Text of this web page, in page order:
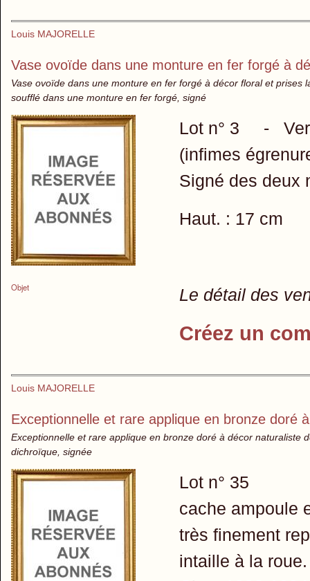
Louis MAJORELLE
Vase ovoïde dans une monture en fer forgé à
Vase ovoïde dans une monture en fer forgé à décor floral et
soufflé dans une monture en fer forgé, signé
Objet
Lot n° 3 -
(infimes
Signé des deux
Haut. : 17 cm
Le détail des
Créez un
Louis MAJORELLE
Exceptionnelle et rare applique en bronze doré
Exceptionnelle et rare applique en bronze doré à décor naturaliste
dichroïque, signée
Lot n° 35
cache ampoule
très finement
intaille à la roue.